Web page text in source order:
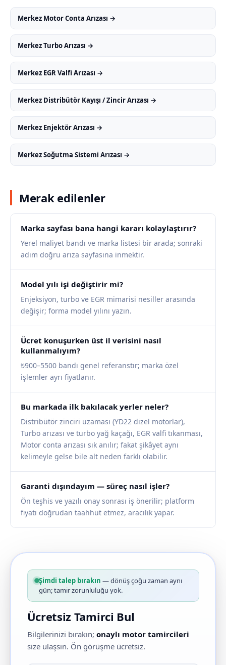
Merkez Motor Conta Arızası →
Merkez Turbo Arızası →
Merkez EGR Valfi Arızası →
Merkez Distribütör Kayışı / Zincir Arızası →
Merkez Enjektör Arızası →
Merkez Soğutma Sistemi Arızası →
Merak edilenler
Marka sayfası bana hangi kararı kolaylaştırır?
Yerel maliyet bandı ve marka listesi bir arada; sonraki
adım doğru arıza sayfasına inmektir.
Model yılı işi değiştirir mi?
Enjeksiyon, turbo ve EGR mimarisi nesiller arasında
değişir; forma model yılını yazın.
Ücret konuşurken üst il verisini nasıl
kullanmalıyım?
₺900–5500 bandı genel referanstır; marka özel
işlemler ayrı fiyatlanır.
Bu markada ilk bakılacak yerler neler?
Distribütör zinciri uzaması (YD22 dizel motorlar),
Turbo arızası ve turbo yağ kaçağı, EGR valfi tıkanması,
Motor conta arızası sık anılır; fakat şikâyet aynı
kelimeyle gelse bile alt neden farklı olabilir.
Garanti dışındayım — süreç nasıl işler?
Ön teşhis ve yazılı onay sonrası iş önerilir; platform
fiyatı doğrudan taahhüt etmez, aracılık yapar.
Şimdi talep bırakın — dönüş çoğu zaman aynı
gün; tamir zorunluluğu yok.
Ücretsiz Tamirci Bul
Bilgilerinizi bırakın; onaylı motor tamircileri
size ulaşsın. Ön görüşme ücretsiz.